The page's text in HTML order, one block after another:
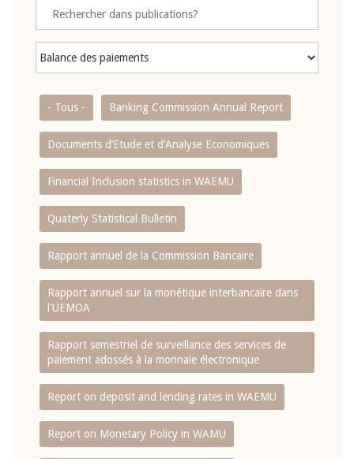
- Tous - Banking Commission Annual Report
Documents d’Etude et d’Analyse Economiques
Financial Inclusion statistics in WAEMU
Quaterly Statistical Bulletin
Rapport annuel de la Commission Bancaire
Rapport annuel sur la monétique interbancaire dans
l'UEMOA
Rapport semestriel de surveillance des services de
paiement adossés à la monnaie électronique
Report on deposit and lending rates in WAEMU
Report on Monetary Policy in WAMU